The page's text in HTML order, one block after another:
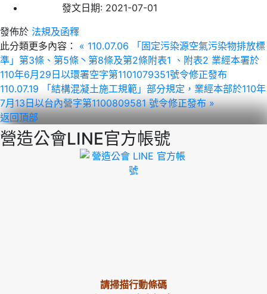
發文日期: 2021-07-01
發佈於 法規及函釋
此分類更多內容：
« 110.07.06 「固定污染源空氣污染物排放標
準」第3條、第5條丶第8條及第2條附表1 、附表2 業經本署於
110年6月29日以環署空字第1101079351號令修正發布
110.07.19 「結構混凝土施工規範」部分規定，業經本部於110年
7月13日以台內營字第1100809581 號令修正發布 »
返回頂部
營造公會LINE官方帳號
請掃描行動條碼